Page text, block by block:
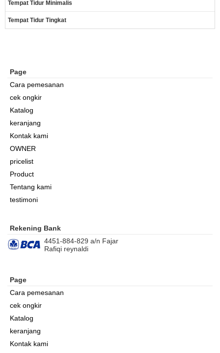
Tempat Tidur Minimalis
Tempat Tidur Tingkat
Page
Cara pemesanan
cek ongkir
Katalog
keranjang
Kontak kami
OWNER
pricelist
Product
Tentang kami
testimoni
Rekening Bank
4451-884-829 a/n Fajar
Rafiqi reynaldi
Page
Cara pemesanan
cek ongkir
Katalog
keranjang
Kontak kami